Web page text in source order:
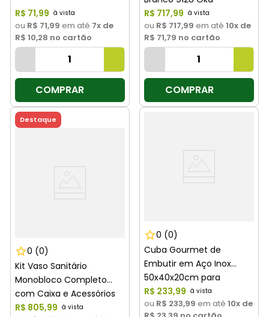
R$ 71,99
ou R$ 71,99 em até 7x de
R$ 10,28 no cartão
COMPRAR
R$ 717,99
ou R$ 717,99 em até 10x de
R$ 71,79 no cartão
COMPRAR
Destaque
0 (0)
Kit Vaso Sanitário
Monobloco Completo
com Caixa e Acessórios
3/6L Branco 9125 Oka
R$ 805,99
0 (0)
Cuba Gourmet de
Embutir em Aço Inox
50x40x20cm para
Cozinha Completa - com
Válvula Cesto e Dispenser
R$ 233,99
ou R$ 233,99 em até 10x de